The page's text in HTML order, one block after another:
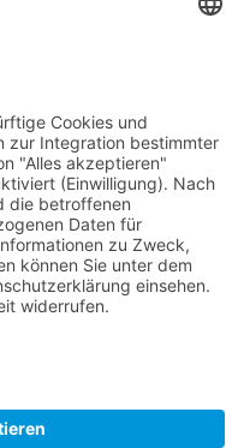
Daniela Reinfelder
09543 68321
Online-Schaeffler-
Karriereportal (Link